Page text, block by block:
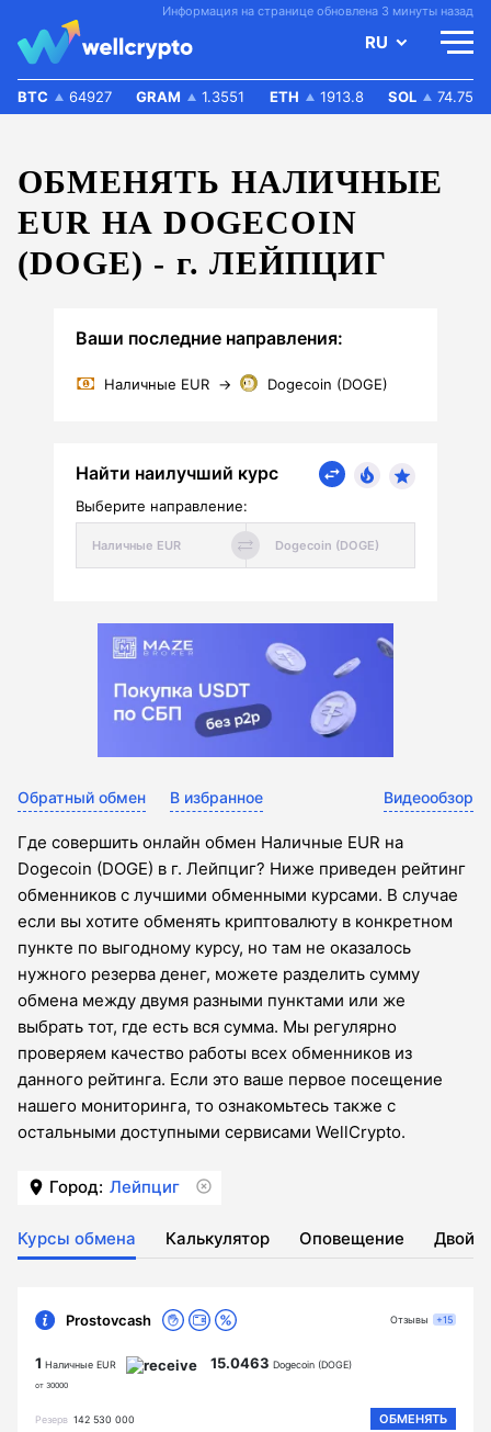
Информация на странице обновлена 3 минуты назад
RU
BTC 64927 GRAM 1.3551 ETH 1913.8 SOL 74.75
ОБМЕНЯТЬ НАЛИЧНЫЕ
EUR НА DOGECOIN
(DOGE) - г. ЛЕЙПЦИГ
Ваши последние направления:
Наличные EUR → Dogecoin (DOGE)
Найти наилучший курс
Выберите направление:
Обратный обмен В избранное Видеообзор
Где совершить онлайн обмен Наличные EUR на
Dogecoin (DOGE) в г. Лейпциг? Ниже приведен рейтинг
обменников с лучшими обменными курсами. В случае
если вы хотите обменять криптовалюту в конкретном
пункте по выгодному курсу, но там не оказалось
нужного резерва денег, можете разделить сумму
обмена между двумя разными пунктами или же
выбрать тот, где есть вся сумма. Мы регулярно
проверяем качество работы всех обменников из
данного рейтинга. Если это ваше первое посещение
нашего мониторинга, то ознакомьтесь также с
остальными доступными сервисами WellCrypto.
Город: Лейпциг
Курсы обмена Калькулятор Оповещение
Prostovcash
1 Наличные EUR
от 30000
15.0463 Dogecoin (DOGE)
Резерв 142 530 000 ОБМЕНЯТЬ
Отзывы +15